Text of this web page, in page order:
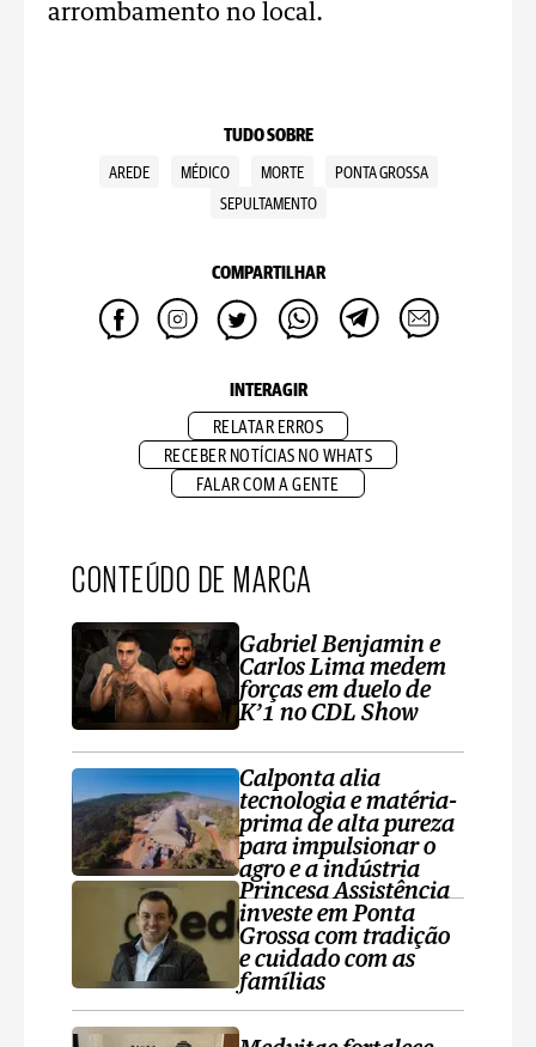
arrombamento no local.
TUDO SOBRE
AREDE MÉDICO MORTE
PONTA GROSSA
SEPULTAMENTO
COMPARTILHAR
INTERAGIR
RELATAR ERROS
RECEBER NOTÍCIAS NO WHATS
FALAR COM A GENTE
CONTEÚDO DE MARCA
Gabriel Benjamin e
Carlos Lima medem
forças em duelo de
K’1 no CDL Show
Calponta alia
tecnologia e matéria-
prima de alta pureza
para impulsionar o
agro e a indústria
Princesa Assistência
investe em Ponta
Grossa com tradição
e cuidado com as
famílias